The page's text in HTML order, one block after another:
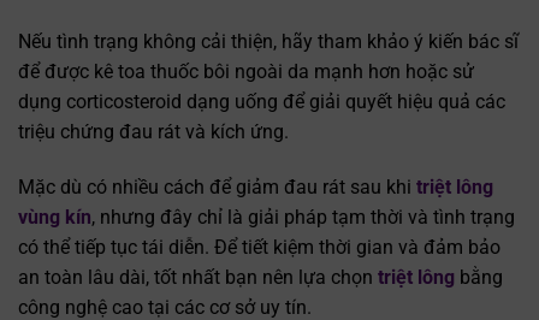
Nếu tình trạng không cải thiện, hãy tham khảo ý kiến bác sĩ
để được kê toa thuốc bôi ngoài da mạnh hơn hoặc sử
dụng corticosteroid dạng uống để giải quyết hiệu quả các
triệu chứng đau rát và kích ứng.
Mặc dù có nhiều cách để giảm đau rát sau khi triệt lông
vùng kín, nhưng đây chỉ là giải pháp tạm thời và tình trạng
có thể tiếp tục tái diễn. Để tiết kiệm thời gian và đảm bảo
an toàn lâu dài, tốt nhất bạn nên lựa chọn triệt lông bằng
công nghệ cao tại các cơ sở uy tín.